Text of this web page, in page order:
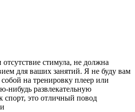
стимула, не должна
для ваших занятий. Я не буду вам
собой на тренировку плеер или
нибудь развлекательную
спорт, это отличный повод